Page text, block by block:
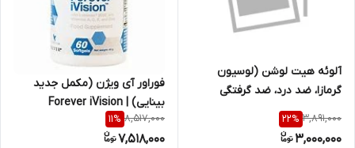
آلوئه هیت لوشن (لوسیون
گرمازا، ضد درد، ضد گرفتگی
عضلات) | Aloe Heat Lotion
3,891,000
22%
3,000,000
فوراور آی ویژن (مکمل جدید
بینایی) | Forever iVision
8,517,000
11%
7,518,000